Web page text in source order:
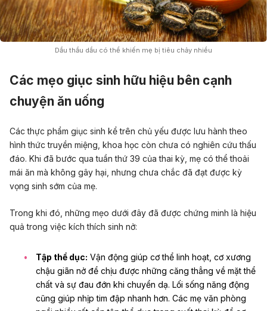
Dầu thầu dầu có thể khiến mẹ bị tiêu chảy nhiều
Các mẹo giục sinh hữu hiệu bên cạnh
chuyện ăn uống
Các thực phẩm giục sinh kể trên chủ yếu được lưu hành theo
hình thức truyền miệng, khoa học còn chưa có nghiên cứu thấu
đáo. Khi đã bước qua tuần thứ 39 của thai kỳ, mẹ có thể thoải
mái ăn mà không gây hại, nhưng chưa chắc đã đạt được kỳ
vọng sinh sớm của mẹ.
Trong khi đó, những mẹo dưới đây đã được chứng minh là hiệu
quả trong việc kích thích sinh nở:
Tập thể dục: Vận động giúp cơ thể linh hoạt, cơ xương
chậu giãn nở để chịu được những căng thẳng về mặt thể
chất và sự đau đớn khi chuyển dạ. Lối sống năng động
cũng giúp nhịp tim đập nhanh hơn. Các mẹ văn phòng